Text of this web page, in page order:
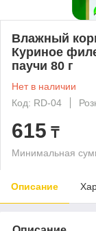
Влажный
Куриное
паучи 80 г
Нет в наличии
Код: RD-04
615 ₸
Минимальная
Описание